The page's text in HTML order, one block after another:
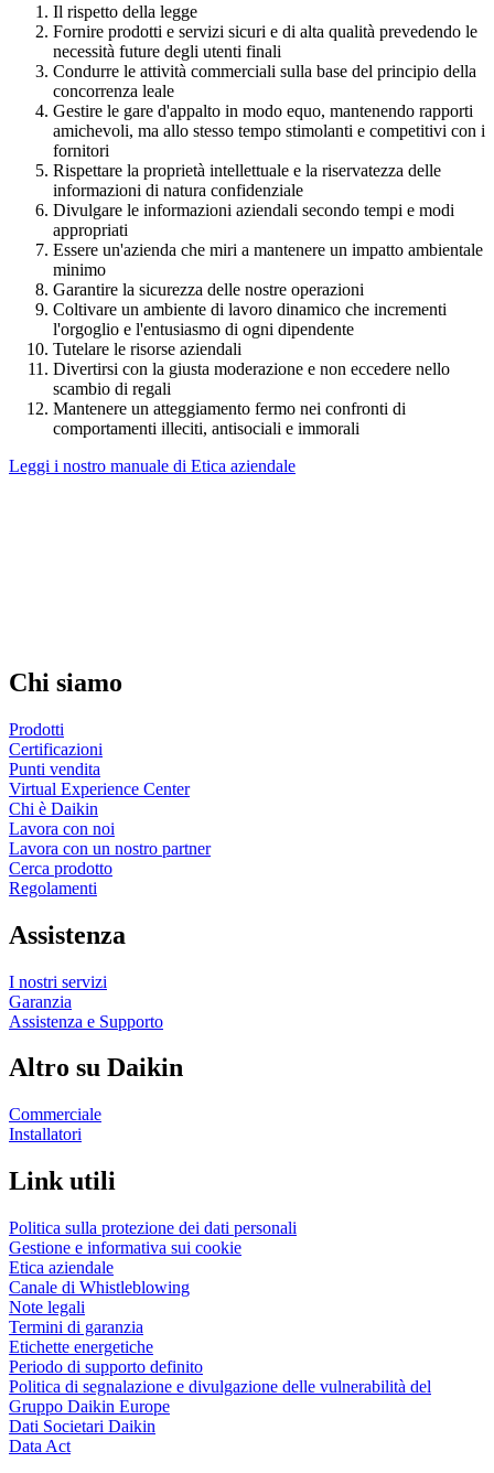
Il rispetto della legge
Fornire prodotti e servizi sicuri e di alta qualità prevedendo le
necessità future degli utenti finali
Condurre le attività commerciali sulla base del principio della
concorrenza leale
Gestire le gare d'appalto in modo equo, mantenendo rapporti
amichevoli, ma allo stesso tempo stimolanti e competitivi con i
fornitori
Rispettare la proprietà intellettuale e la riservatezza delle
informazioni di natura confidenziale
Divulgare le informazioni aziendali secondo tempi e modi
appropriati
Essere un'azienda che miri a mantenere un impatto ambientale
minimo
Garantire la sicurezza delle nostre operazioni
Coltivare un ambiente di lavoro dinamico che incrementi
l'orgoglio e l'entusiasmo di ogni dipendente
Tutelare le risorse aziendali
Divertirsi con la giusta moderazione e non eccedere nello
scambio di regali
Mantenere un atteggiamento fermo nei confronti di
comportamenti illeciti, antisociali e immorali
Leggi i nostro manuale di Etica aziendale
Chi siamo
Prodotti
Certificazioni
Punti vendita
Virtual Experience Center
Chi è Daikin
Lavora con noi
Lavora con un nostro partner
Cerca prodotto
Regolamenti
Assistenza
I nostri servizi
Garanzia
Assistenza e Supporto
Altro su Daikin
Commerciale
Installatori
Link utili
Politica sulla protezione dei dati personali
Gestione e informativa sui cookie
Etica aziendale
Canale di Whistleblowing
Note legali
Termini di garanzia
Etichette energetiche
Periodo di supporto definito
Politica di segnalazione e divulgazione delle vulnerabilità del
Gruppo Daikin Europe
Dati Societari Daikin
Data Act